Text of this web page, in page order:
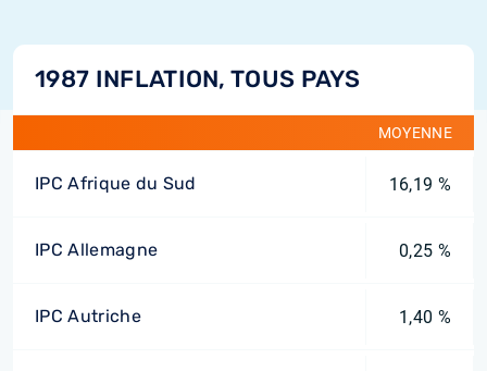
1987 INFLATION, TOUS PAYS
MOYENNE
IPC Afrique du Sud 16,19 %
IPC Allemagne 0,25 %
IPC Autriche 1,40 %